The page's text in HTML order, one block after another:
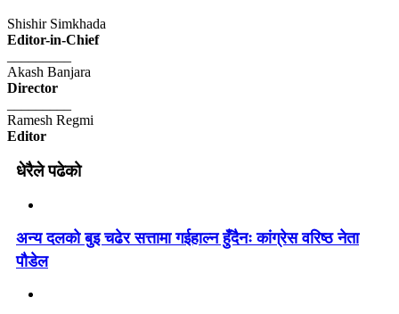
Shishir Simkhada
Editor-in-Chief
Akash Banjara
Director
Ramesh Regmi
Editor
धेरैले पढेको
अन्य दलको बुइ चढेर सत्तामा गईहाल्न हुँदैनः कांग्रेस वरिष्ठ नेता
पौडेल